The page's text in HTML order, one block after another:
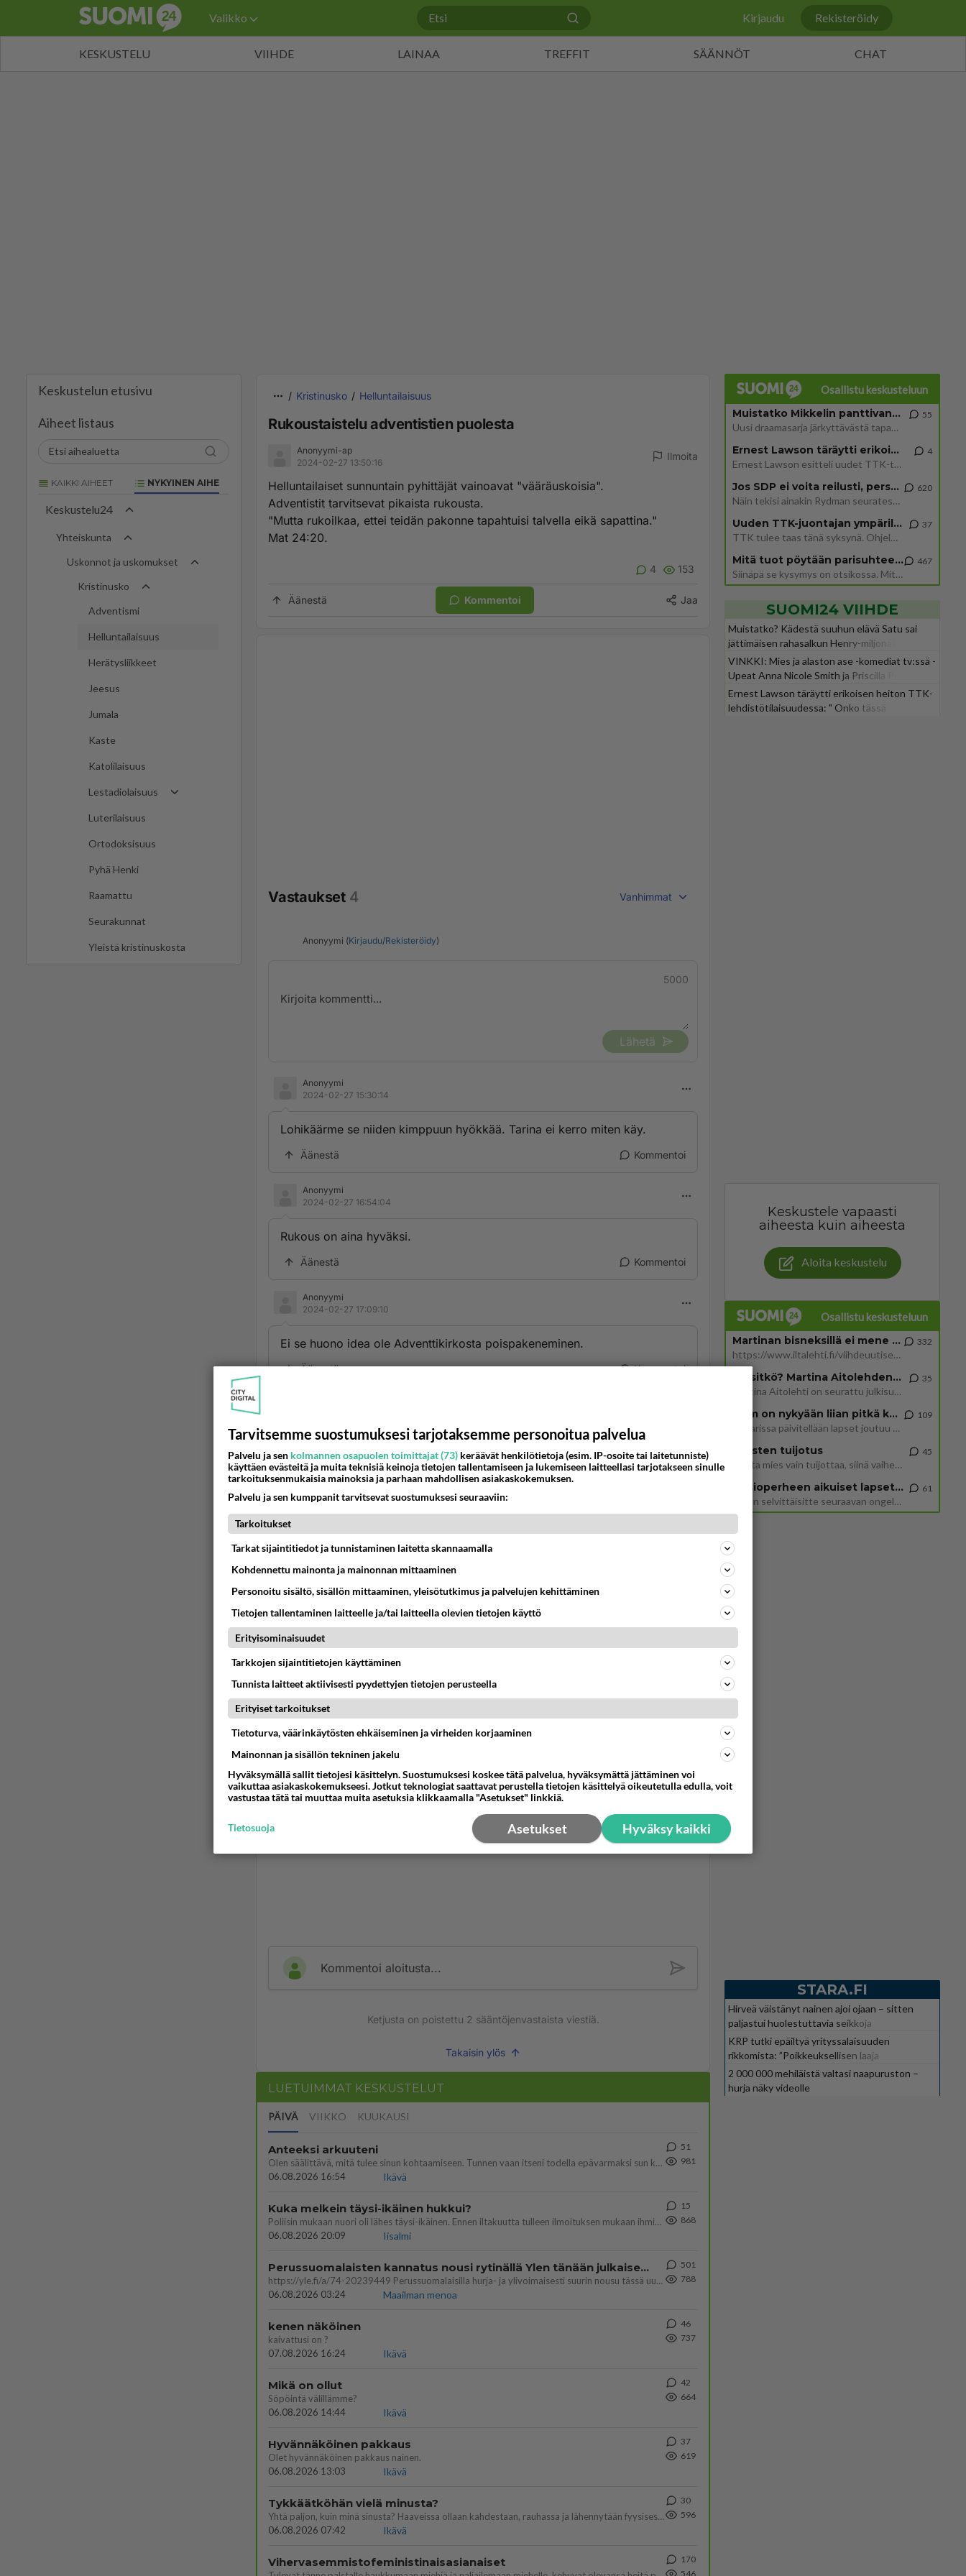
Valikko Kirjaudu Rekisteröidy
KESKUSTELU VIIHDE LAINAA TREFFIT SÄÄNNÖT CHAT
Keskustelun etusivu
Aiheet listaus
KAIKKI AIHEET NYKYINEN AIHE
Keskustelu24
Yhteiskunta
Uskonnot ja uskomukset
Kristinusko
Adventismi
Helluntailaisuus
Herätysliikkeet
Jeesus
Jumala
Kaste
Katolilaisuus
Lestadiolaisuus
Luterilaisuus
Ortodoksisuus
Pyhä Henki
Raamattu
Seurakunnat
Yleistä kristinuskosta
Kristinusko Helluntailaisuus
Rukoustaistelu adventistien puolesta
Anonyymi-ap
2024-02-27 13:50:16
Ilmoita
Helluntailaiset sunnuntain pyhittäjät vainoavat "vääräuskoisia".
Adventistit tarvitsevat pikaista rukousta.
"Mutta rukoilkaa, ettei teidän pakonne tapahtuisi talvella eikä sapattina."
Mat 24:20.
4 153
Äänestä Kommentoi Jaa
Vastaukset 4 Vanhimmat
Anonyymi (Kirjaudu/Rekisteröidy)
5000
Lähetä
Anonyymi
2024-02-27 15:30:14
Lohikäärme se niiden kimppuun hyökkää. Tarina ei kerro miten käy.
Äänestä Kommentoi
Anonyymi
2024-02-27 16:54:04
Rukous on aina hyväksi.
Äänestä Kommentoi
Anonyymi
2024-02-27 17:09:10
Ei se huono idea ole Adventtikirkosta poispakeneminen.
Äänestä Kommentoi
Jonnekkin korpeen pois suurista kaupungeista.
Äänestä Kommentoi
Kommentoi aloitusta...
Ketjusta on poistettu 2 sääntöjenvastaista viestiä.
Takaisin ylös
LUETUIMMAT KESKUSTELUT
PÄIVÄ VIIKKO KUUKAUSI
Anteeksi arkuuteni
Olen säälittävä, mitä tulee sinun kohtaamiseen. Tunnen vaan itseni todella epävarmaksi sun kanssa. Jos minun olisi pitän
06.08.2026 16:54
Ikävä
51
981
Kuka melkein täysi-ikäinen hukkui?
Poliisin mukaan nuori oli lähes täysi-ikäinen. Ennen iltakuutta tulleen ilmoituksen mukaan ihminen oli joutunut mahdoll
06.08.2026 20:09
Iisalmi
15
868
Perussuomalaisten kannatus nousi rytinällä Ylen tänään julkaisemassa tuoreimmassa gallup-kyselyssä.
https://yle.fi/a/74-20239449 Perussuomalaisilla hurja- ja ylivoimaisesti suurin nousu tässä uudessa Ylen gallupissa. Kyl
06.08.2026 03:24
Maailman menoa
501
788
kenen näköinen
kaivattusi on ?
07.08.2026 16:24
Ikävä
46
737
Mikä on ollut
Söpöintä välillämme?
06.08.2026 14:44
Ikävä
42
664
Hyvännäköinen pakkaus
Olet hyvännäköinen pakkaus nainen.
06.08.2026 13:03
Ikävä
37
619
Tykkäätköhän vielä minusta?
Yhtä paljon, kuin minä sinusta? Haaveissa ollaan kahdestaan, rauhassa ja lähennytään fyysisesti ja tutustutaan syvemmin
06.08.2026 07:42
Ikävä
30
596
Vihervasemmistofeministinaisasianaiset
170
546
Osallistu keskusteluun
Muistatko Mikkelin panttivankidraaman?
Uusi draamasarja järkyttävästä tapauksesta on tulossa. Tositapahtumiin perustuva sarja ammentaa vuoden 1986 Mikkelin pan
55
Ernest Lawson täräytti erikoisen heiton TTK-lehdistötilaisuudessa: " Onko tässä tarkoituksena...?"
Ernest Lawson esitteli uudet TTK-tähtioppilaat ja opettajat torstaina 6.8. lehdistölle. Tulevalla kaudella on yksi hausk
4
Jos SDP ei voita reilusti, persut kumoavat demokratian Suomesta
Näin tekisi ainakin Rydman seuratessaan idolinsa Trumpin mallia https://www.is.fi/politiikka/art-2000012187244.html
620
Uuden TTK-juontajan ympärillä epätietoisuus sakenee - Nyt MTV hämmentää soppaa
TTK tulee taas tänä syksynä. Ohjelman uudet tähtioppilaat julkistetaan torstaina 6. elokuuta klo 14 alkavassa lehdistö
37
Mitä tuot pöytään parisuhteessa?
Siinäpä se kysymys on otsikossa. Mitäpä siis tuot/toisit pöytään parisuhteessa? Oletko mies vai nainen? Koetko sen mitä
467
SUOMI24 VIIHDE
Muistatko? Kädestä suuhun elävä Satu sai
jättimäisen rahasalkun Henry-miljonääriltä
VINKKI: Mies ja alaston ase -komediat tv:ssä -
Upeat Anna Nicole Smith ja Priscilla Presley
mukana
Ernest Lawson täräytti erikoisen heiton TTK-
lehdistötilaisuudessa: " Onko tässä
Keskustele vapaasti
aiheesta kuin aiheesta
Aloita keskustelu
Osallistu keskusteluun
Martinan bisneksillä ei mene hyvin
https://www.iltalehti.fi/viihdeuutiset/a/c46da6ab-340f-4790-aaa7-0865eed2336 Yrityksen konkurssihakemus on tullut kärä
332
Tiesitkö? Martina Aitolehden isäpuoli on tämä suosittu laulaja
Martina Aitolehti on seurattu julkisuuden henkilö. Lähipiiriin mahtuu muitakin tunnettuja henkilöitä. Tiesitkö, että Ma
35
2 km on nykyään liian pitkä koulumatka
Hesarissa päivitellään lapset joutuu nyt kulkemaan 2 km kouluun jösses. Ruostefillarilla tuo matka menee vaikka miten äk
109
Miesten tuijotus
Mutta mies vain tuijottaa, siinä vaiheessa käännän itse pään pois. Mikä juttu? Yleensä jos joku tuijottaa tai katsoo, hä
45
Uusioperheen aikuiset lapset tyhjentää jääkaapin käydessään
Miten selvittäisitte seuraavan ongelman, meillä on uusioperhe, minulla teini-ikäiset lapset ja puolisolla aikuiset, jotk
61
STARA.FI
Hirveä väistänyt nainen ajoi ojaan – sitten
paljastui huolestuttavia seikkoja
KRP tutki epäiltyä yrityssalaisuuden
rikkomista: ”Poikkeuksellisen laaja
kokonaisuus”
2 000 000 mehiläistä valtasi naapuruston –
hurja näky videolle
Tarvitsemme suostumuksesi tarjotaksemme personoitua palvelua
Palvelu ja sen kolmannen osapuolen toimittajat (73) keräävät henkilötietoja (esim. IP-osoite tai laitetunniste)
käyttäen evästeitä ja muita teknisiä keinoja tietojen tallentamiseen ja lukemiseen laitteellasi tarjotakseen sinulle
tarkoituksenmukaisia mainoksia ja parhaan mahdollisen asiakaskokemuksen.
Palvelu ja sen kumppanit tarvitsevat suostumuksesi seuraaviin:
Tarkoitukset
Tarkat sijaintitiedot ja tunnistaminen laitetta skannaamalla
Kohdennettu mainonta ja mainonnan mittaaminen
Personoitu sisältö, sisällön mittaaminen, yleisötutkimus ja palvelujen kehittäminen
Tietojen tallentaminen laitteelle ja/tai laitteella olevien tietojen käyttö
Erityisominaisuudet
Tarkkojen sijaintitietojen käyttäminen
Tunnista laitteet aktiivisesti pyydettyjen tietojen perusteella
Erityiset tarkoitukset
Tietoturva, väärinkäytösten ehkäiseminen ja virheiden korjaaminen
Mainonnan ja sisällön tekninen jakelu
Hyväksymällä sallit tietojesi käsittelyn. Suostumuksesi koskee tätä palvelua, hyväksymättä jättäminen voi
vaikuttaa asiakaskokemukseesi. Jotkut teknologiat saattavat perustella tietojen käsittelyä oikeutetulla edulla, voit
vastustaa tätä tai muuttaa muita asetuksia klikkaamalla "Asetukset" linkkiä.
Hyväksy kaikki
Asetukset
Tietosuoja